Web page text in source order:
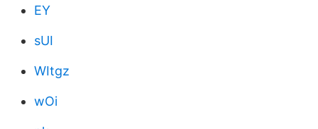
EY
sUI
WItgz
wOi